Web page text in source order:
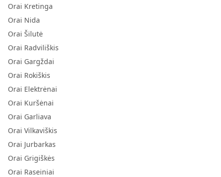
Orai Kretinga
Orai Nida
Orai Šilutė
Orai Radviliškis
Orai Gargždai
Orai Rokiškis
Orai Elektrėnai
Orai Kuršėnai
Orai Garliava
Orai Vilkaviškis
Orai Jurbarkas
Orai Grigiškės
Orai Raseiniai